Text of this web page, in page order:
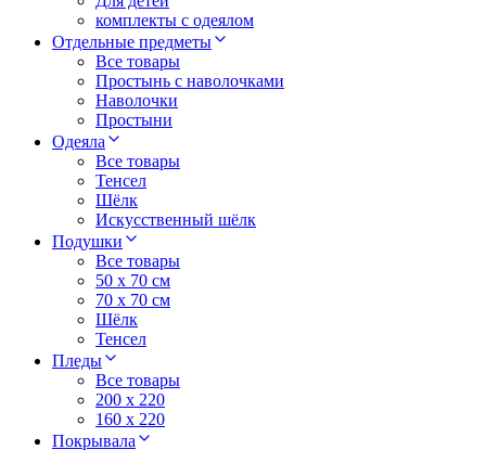
комплекты с одеялом
Отдельные предметы
Все товары
Простынь с наволочками
Наволочки
Простыни
Одеяла
Все товары
Тенсел
Шёлк
Искусственный шёлк
Подушки
Все товары
50 x 70 см
70 x 70 см
Шёлк
Тенсел
Пледы
Все товары
200 х 220
160 х 220
Покрывала